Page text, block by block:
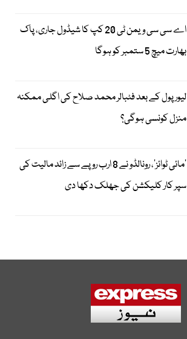
اے سی سی ویمن ٹی 20 کپ کا شیڈول جاری، پاک
بھارت میچ 5 ستمبر کو ہوگا
لیور پول کے بعد فٹبالر محمد صلاح کی اگلی ممکنہ
منزل کونسی ہوگی؟
’مائی ٹوائز‘، رونالڈو نے 8 ارب روپے سے زائد مالیت کی
سپر کار کلیکشن کی جھلک دکھا دی